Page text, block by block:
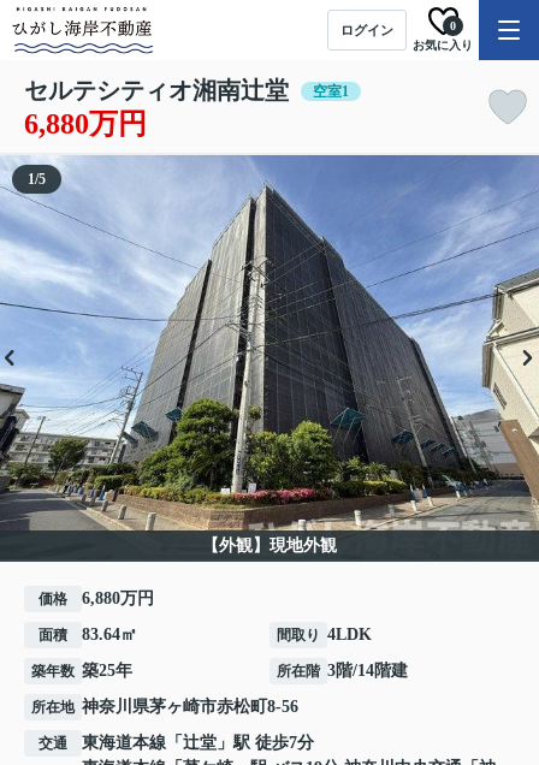
ログイン
お気に入り
0
セルテシティオ湘南辻堂 空室1
6,880万円
【外観】現地外観
1/5
価格 6,880万円
面積 83.64㎡ 間取り 4LDK
築年数 築25年 所在階 3階/14階建
所在地 神奈川県茅ヶ崎市赤松町 8-56
交通 東海道本線 「 辻堂 」駅 徒歩7分